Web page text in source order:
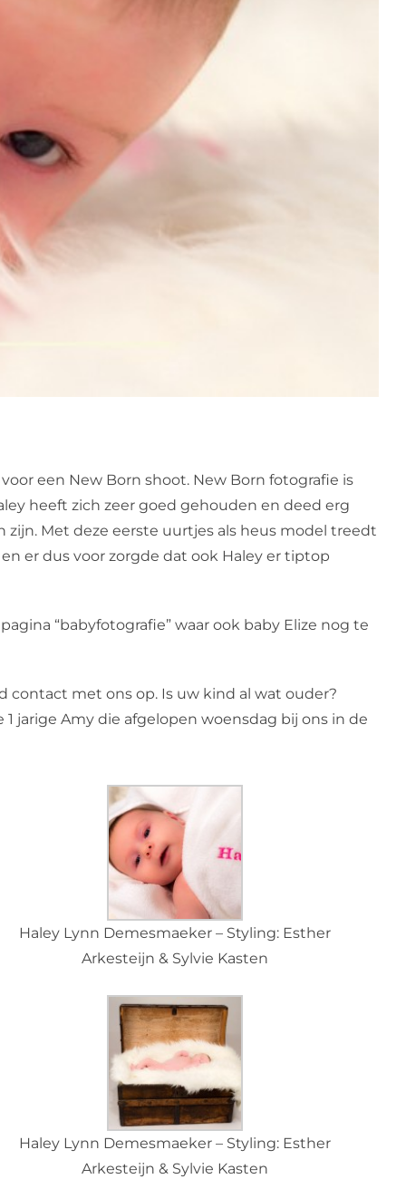
een New Born shoot. New Born fotografie is
heeft zich zeer goed gehouden en deed erg
zijn. Met deze eerste uurtjes als heus model treedt
er dus voor zorgde dat ook Haley er tiptop
“babyfotografie” waar ook baby Elize nog te
contact met ons op. Is uw kind al wat ouder?
jarige Amy die afgelopen woensdag bij ons in de
Haley Lynn Demesmaeker – Styling: Esther
Arkesteijn & Sylvie Kasten
Haley Lynn Demesmaeker – Styling: Esther
Arkesteijn & Sylvie Kasten